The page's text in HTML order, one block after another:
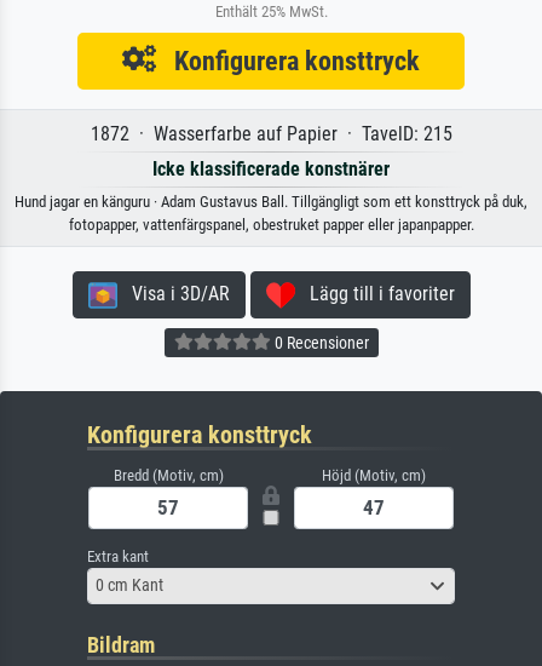
Enthält 25% MwSt.
Konfigurera konsttryck
1872 · Wasserfarbe auf Papier · TavelD: 215
Icke klassificerade konstnärer
Hund jagar en känguru · Adam Gustavus Ball. Tillgängligt som ett konsttryck på duk,
fotopapper, vattenfärgspanel, obestruket papper eller japanpapper.
Visa i 3D/AR Lägg till i favoriter
0 Recensioner
Konfigurera konsttryck
Bredd (Motiv, cm) Höjd (Motiv, cm)
Extra kant
0 cm Kant
Bildram